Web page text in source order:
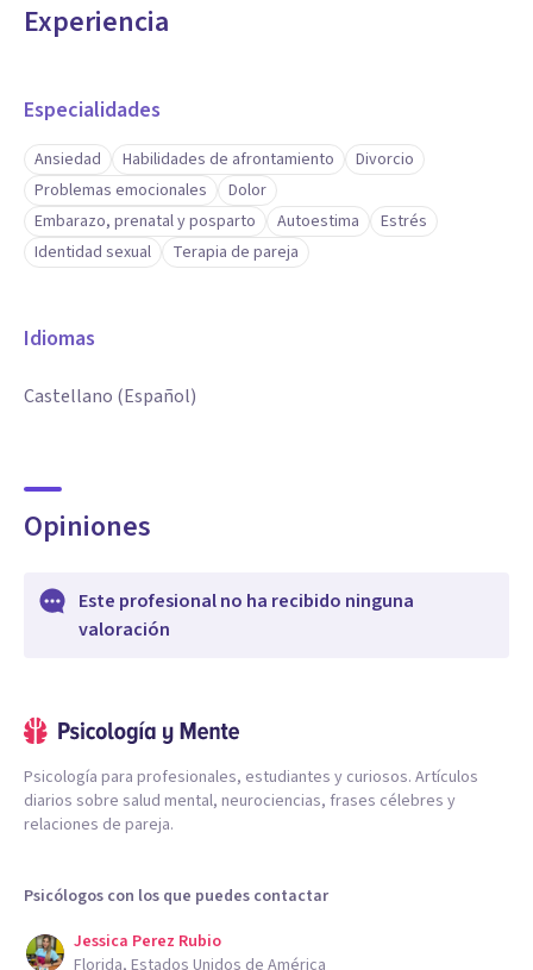
Experiencia
Especialidades
Ansiedad Habilidades de afrontamiento
Divorcio
Problemas emocionales
Dolor
Embarazo, prenatal y posparto
Autoestima
Estrés
Identidad sexual
Terapia de pareja
Idiomas
Castellano (Español)
Opiniones
Este profesional no ha recibido ninguna
valoración
Psicología para profesionales, estudiantes y curiosos. Artículos
diarios sobre salud mental, neurociencias, frases célebres y
relaciones de pareja.
Psicólogos con los que puedes contactar
Jessica Perez Rubio
Florida, Estados Unidos de América